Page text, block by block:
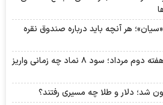
هر آنچه باید درباره صندوق نقره
میزان سود سهام مجامع هفته دوم مرداد؛ سود ۸ نماد چه زمانی واریز